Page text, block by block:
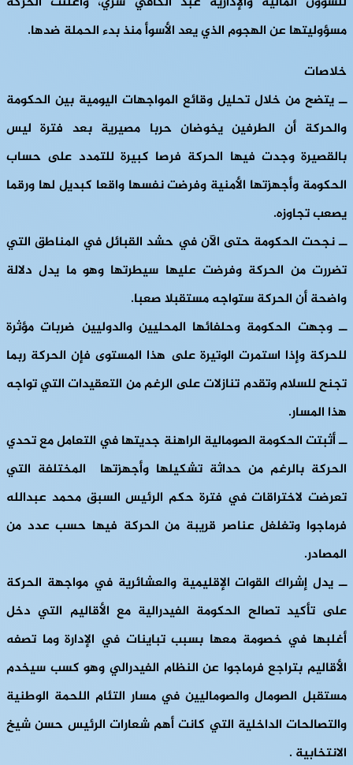
مسؤوليتها عن الهجوم الذي يعد الأسوأ منذ بدء الحملة ضدها.
خلاصات
ــ يتضح من خلال تحليل وقائع المواجهات اليومية بين الحكومة
والحركة أن الطرفين يخوضان حربا مصيرية بعد فترة ليس
بالقصيرة وجدت فيها الحركة فرصا كبيرة للتمدد على حساب
الحكومة وأجهزتها الأمنية وفرضت نفسها واقعا كبديل لها ورقما
يصعب تجاوزه.
ــ نجحت الحكومة حتى الآن في حشد القبائل في المناطق التي
تضررت من الحركة وفرضت عليها سيطرتها وهو ما يدل دلالة
واضحة أن الحركة ستواجه مستقبلا صعبا.
ــ وجهت الحكومة وحلفائها المحليين والدوليين ضربات مؤثرة
للحركة وإذا استمرت الوتيرة على هذا المستوى فإن الحركة ربما
تجنح للسلام وتقدم تنازلات على الرغم من التعقيدات التي تواجه
هذا المسار.
ــ أثبتت الحكومة الصومالية الراهنة جديتها في التعامل مع تحدي
الحركة بالرغم من حداثة تشكيلها وأجهزتها المختلفة التي
تعرضت لاختراقات في فترة حكم الرئيس السبق محمد عبدالله
فرماجوا وتغلغل عناصر قريبة من الحركة فيها حسب عدد من
المصادر.
ــ يدل إشراك القوات الإقليمية والعشائرية في مواجهة الحركة
على تأكيد تصالح الحكومة الفيدرالية مع الأقاليم التي دخل
أغلبها في خصومة معها بسبب تباينات في الإدارة وما تصفه
الأقاليم بتراجع فرماجوا عن النظام الفيدرالي وهو كسب سيخدم
مستقبل الصومال والصوماليين في مسار التئام اللحمة الوطنية
والتصالحات الداخلية التي كانت أهم شعارات الرئيس حسن شيخ
الانتخابية .